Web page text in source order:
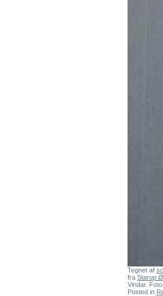
Tegnet af
fra Starup
Vindar.
Posted in